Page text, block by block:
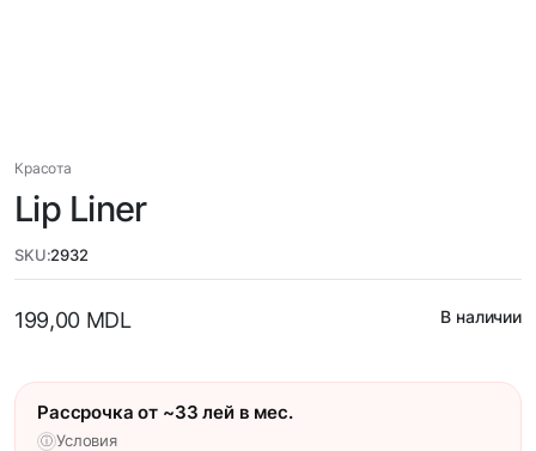
Красота
Lip Liner
SKU:2932
199,00 MDL В наличии
Рассрочка от ~33 лей в мес.
ⓘ Условия